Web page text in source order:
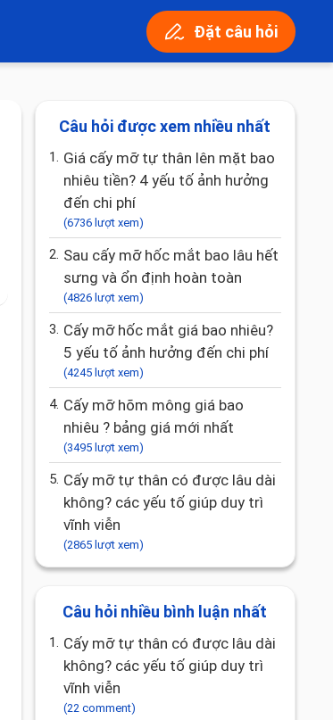
Đặt câu hỏi
Câu hỏi được xem nhiều nhất
1. Giá cấy mỡ tự thân lên mặt bao
nhiêu tiền? 4 yếu tố ảnh hưởng
đến chi phí
(6736 lượt xem)
2. Sau cấy mỡ hốc mắt bao lâu hết
sưng và ổn định hoàn toàn
(4826 lượt xem)
3. Cấy mỡ hốc mắt giá bao nhiêu?
5 yếu tố ảnh hưởng đến chi phí
(4245 lượt xem)
4. Cấy mỡ hõm mông giá bao
nhiêu ? bảng giá mới nhất
(3495 lượt xem)
5. Cấy mỡ tự thân có được lâu dài
không? các yếu tố giúp duy trì
vĩnh viễn
(2865 lượt xem)
Câu hỏi nhiều bình luận nhất
1. Cấy mỡ tự thân có được lâu dài
không? các yếu tố giúp duy trì
vĩnh viễn
(22 comment)